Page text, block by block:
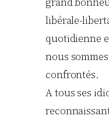
libérale-
quotidienne
nous
confrontés.
A tous ses